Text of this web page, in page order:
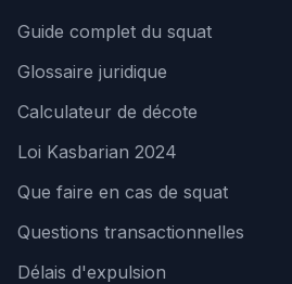
Guide complet du squat
Glossaire juridique
Calculateur de décote
Loi Kasbarian 2024
Que faire en cas de squat
Questions transactionnelles
Délais d'expulsion